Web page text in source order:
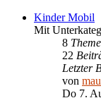
Kinder Mobil
Mit
8
22
Letzter
von
Do 7.